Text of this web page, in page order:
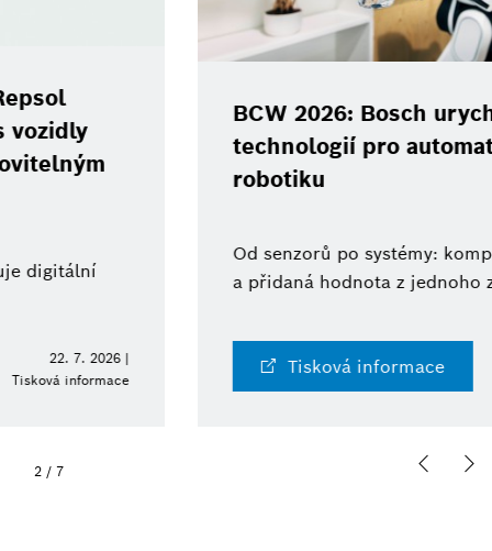
BCW 2026: Bosch urychluje rozvoj
technologií pro automatizaci a
robotiku
Od senzorů po systémy: komplexní expertiza
a přidaná hodnota z jednoho zdroje
Tisková informace
10. 6. 2026 |
2 / 7